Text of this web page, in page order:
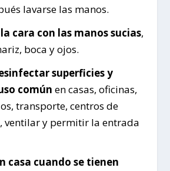
lavarse las manos.
cara con las manos sucias,
boca y ojos.
superficies y
común en casas, oficinas,
transporte, centros de
ventilar y permitir la entrada
casa cuando se tienen